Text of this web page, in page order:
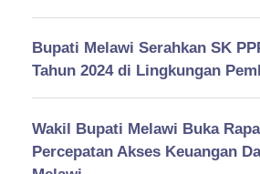
Bupati Melawi Serahkan SK
Tahun 2024 di Lingkungan
Wakil Bupati Melawi Buka
Percepatan Akses Keuangan